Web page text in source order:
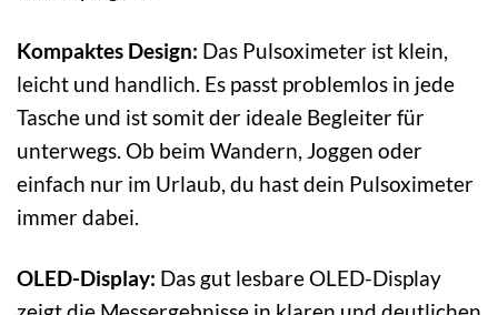
Kompaktes Design: Das Pulsoximeter ist klein,
leicht und handlich. Es passt problemlos in jede
Tasche und ist somit der ideale Begleiter für
unterwegs. Ob beim Wandern, Joggen oder
einfach nur im Urlaub, du hast dein Pulsoximeter
immer dabei.
OLED-Display: Das gut lesbare OLED-Display